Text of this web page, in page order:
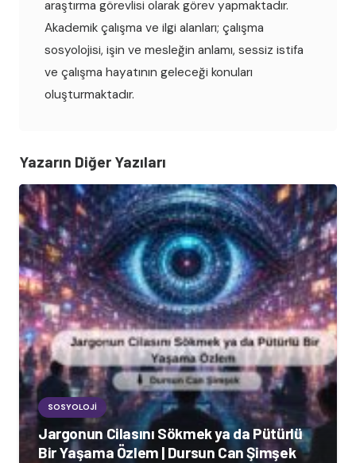
araştırma görevlisi olarak görev yapmaktadır.
Akademik çalışma ve ilgi alanları; çalışma
sosyolojisi, işin ve mesleğin anlamı, sessiz istifa
ve çalışma hayatının geleceği konuları
oluşturmaktadır.
Yazarın Diğer Yazıları
SOSYOLOJI
Jargonun Cilasını Sökmek ya da Pütürlü
Bir Yaşama Özlem | Dursun Can Şimşek